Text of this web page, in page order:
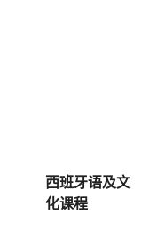
西班牙语及文
化课程